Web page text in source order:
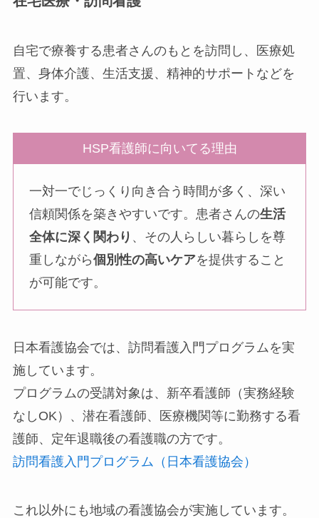
自宅で療養する患者さんのもとを訪問し、医療処
置、身体介護、生活支援、精神的サポートなどを
行います。
HSP看護師に向いてる理由
一対一でじっくり向き合う時間が多く、深い
信頼関係を築きやすいです。患者さんの生活
全体に深く関わり 、その人らしい暮らしを尊
重しながら個別性の高いケアを提供すること
が可能です。
日本看護協会では、訪問看護入門プログラムを実
施しています。
プログラムの受講対象は、新卒看護師（実務経験
なしOK）、潜在看護師、医療機関等に勤務する看
護師、定年退職後の看護職の方です。
訪問看護入門プログラム（日本看護協会）
これ以外にも地域の看護協会が実施しています。